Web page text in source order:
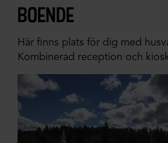
boende
Här finns plats för dig med
Kombinerad reception och